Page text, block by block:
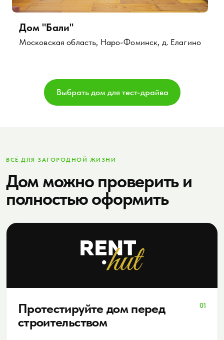
ВСЁ ДЛЯ ЗАГОРОДНОЙ ЖИЗНИ
Дом можно проверитьи
полностью оформить
01
Протестируйте дом перед
строительством